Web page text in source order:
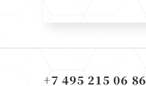
+7 495 215 06 86